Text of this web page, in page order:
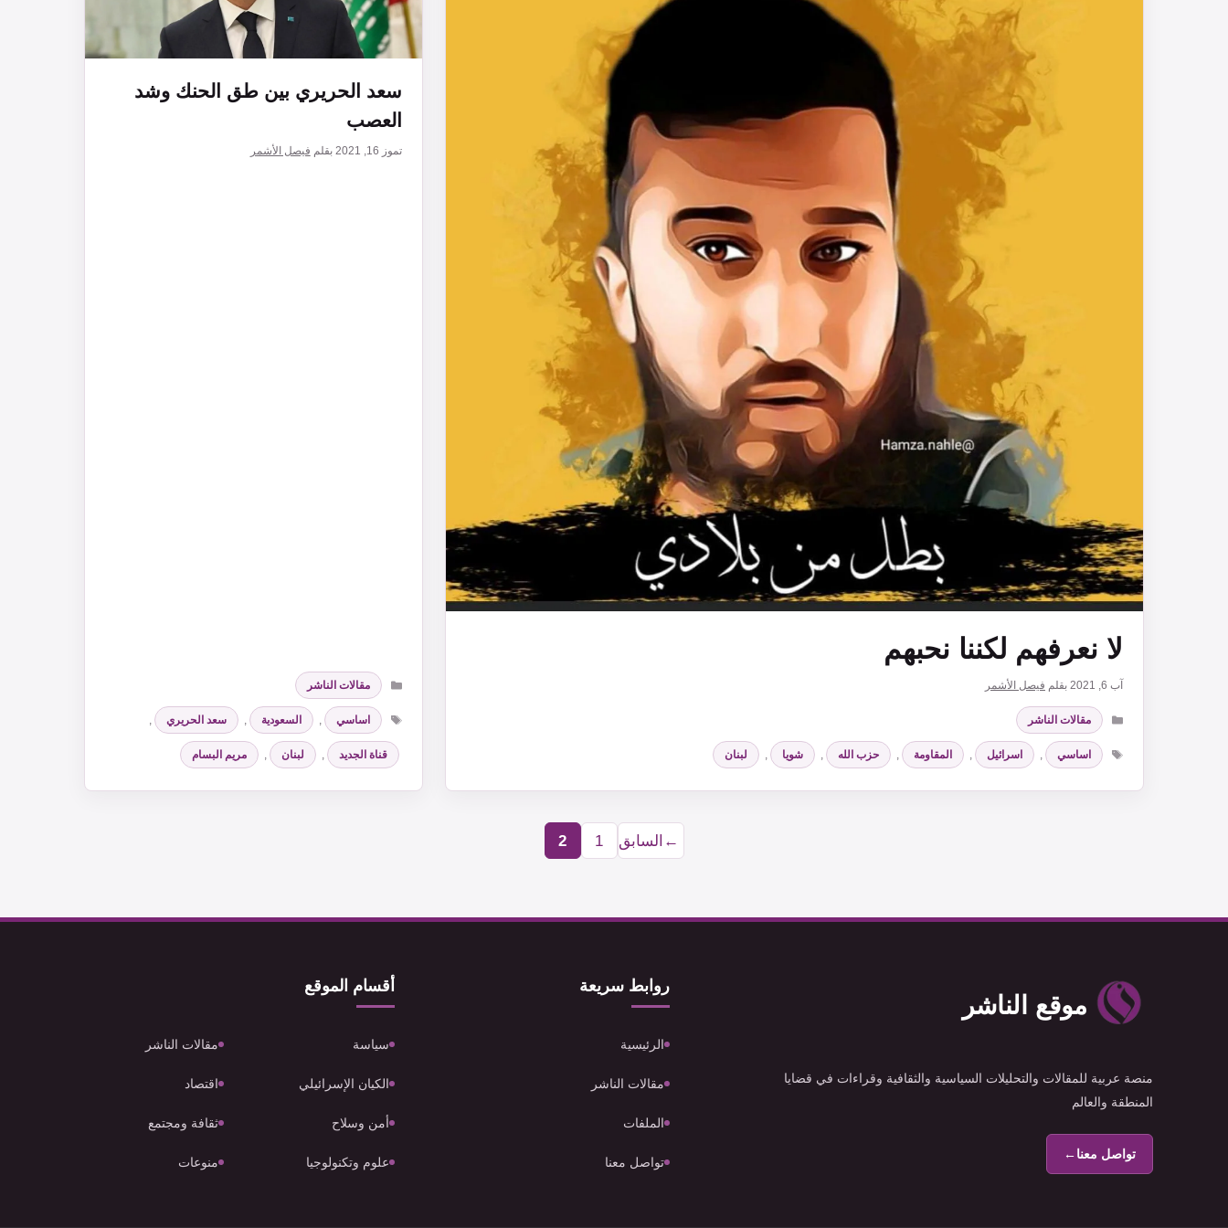
لا نعرفهم لكننا نحبهم
آب 6, 2021 بقلم فيصل الأشمر
التصنيفات
مقالات الناشر
الوسوم
اساسي , اسرائيل , المقاومة , حزب الله , شويا , لبنان
سعد الحريري بين طق الحنك وشد
العصب
تموز 16, 2021 بقلم فيصل الأشمر
التصنيفات
مقالات الناشر
الوسوم
اساسي , السعودية , سعد الحريري ,
قناة الجديد , لبنان , مريم البسام
← السابق
Page
1
Page
2
موقع الناشر
منصة عربية للمقالات والتحليلات السياسية والثقافية وقراءات في قضايا
المنطقة والعالم
تواصل معنا←
روابط سريعة
الرئيسية
مقالات الناشر
الملفات
تواصل معنا
أقسام الموقع
سياسة مقالات الناشر
الكيان الإسرائيلي اقتصاد
أمن وسلاح ثقافة ومجتمع
علوم وتكنولوجيا منوعات